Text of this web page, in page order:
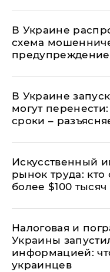
В Украине
схема
В Украине
могут
сроки –
Искусственный
рынок труда: кто
более $100
Налоговая и
Украины
информацией:
украинцев